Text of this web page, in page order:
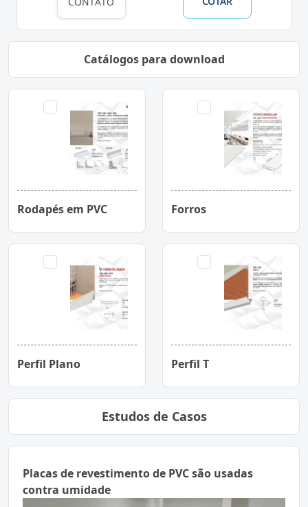
Catálogos para download
Rodapés em PVC Forros
Perfil Plano Perfil T
Estudos de Casos
Placas de revestimento de PVC são usadas
contra umidade